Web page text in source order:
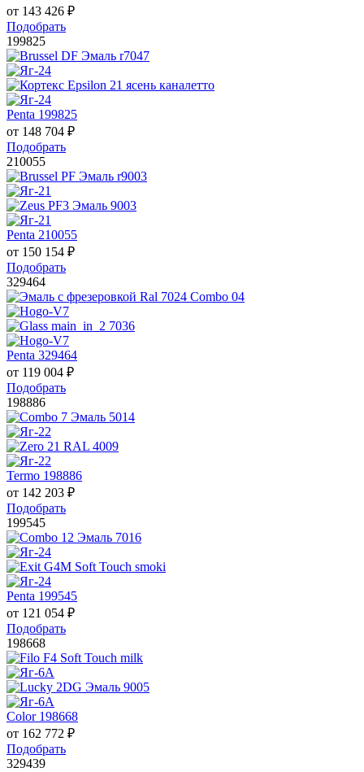
от 143 426 ₽
Подобрать
199825
Penta 199825
от 148 704 ₽
Подобрать
210055
Penta 210055
от 150 154 ₽
Подобрать
329464
Penta 329464
от 119 004 ₽
Подобрать
198886
Termo 198886
от 142 203 ₽
Подобрать
199545
Penta 199545
от 121 054 ₽
Подобрать
198668
Color 198668
от 162 772 ₽
Подобрать
329439